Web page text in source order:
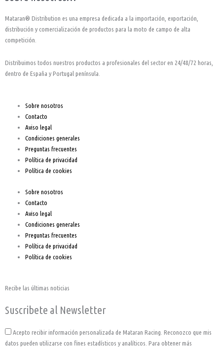
c
e
b
o
o
k
-
f
s
t
a
g
r
a
m
u
t
u
b
Mataran® Distribution es una empresa dedicada a la importación, exportación,
distribución y comercialización de productos para la moto de campo de alta
competición.
Distribuimos todos nuestros productos a profesionales del sector en 24/48/72 horas,
dentro de España y Portugal península.
Sobre nosotros
Contacto
Aviso legal
Condiciones generales
Preguntas frecuentes
Política de privacidad
Política de cookies
Sobre nosotros
Contacto
Aviso legal
Condiciones generales
Preguntas frecuentes
Política de privacidad
Política de cookies
Recibe las últimas noticias
Suscribete al Newsletter
AceptoAcepto recibir información personalizada de Mataran Racing. Reconozco que mis
datos pueden utilizarse con fines estadísticos y analíticos. Para obtener más